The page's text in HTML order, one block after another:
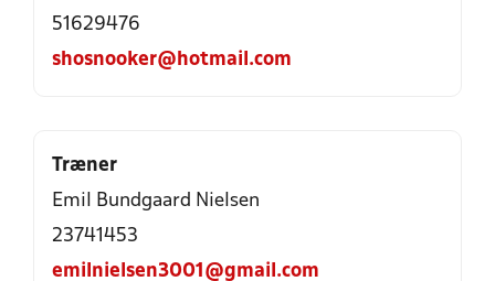
51629476
shosnooker@hotmail.com
Træner
Emil Bundgaard Nielsen
23741453
emilnielsen3001@gmail.com